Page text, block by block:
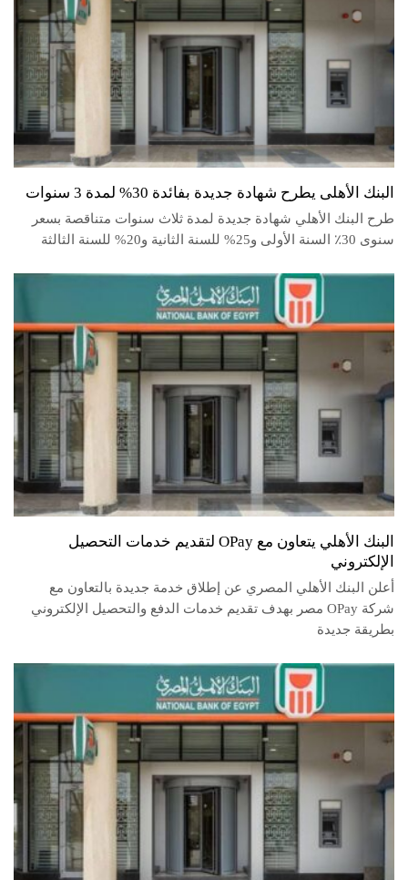
البنك الأهلى يطرح شهادة جديدة بفائدة 30% لمدة 3 سنوات
طرح البنك الأهلي شهادة جديدة لمدة ثلاث سنوات متناقصة بسعر
سنوى 30٪؜ السنة الأولى و25% للسنة الثانية و20%؜ للسنة الثالثة
البنك الأهلي يتعاون مع OPay لتقديم خدمات التحصيل
الإلكتروني
أعلن البنك الأهلي المصري عن إطلاق خدمة جديدة بالتعاون مع
شركة OPay مصر بهدف تقديم خدمات الدفع والتحصيل الإلكتروني
بطريقة جديدة